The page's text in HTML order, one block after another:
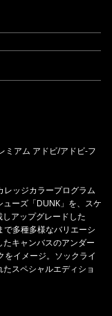
ミアム アドビ/アドビ-フ
ッジカラープログラム
ーズ「DUNK」を、スケ
アップグレードした
で多種多様なバリエーシ
キャンバスのアンダー
をイメージ。ソックライ
スペシャルエディショ